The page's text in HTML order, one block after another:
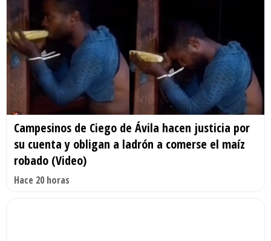
Campesinos de Ciego de Ávila hacen justicia por
su cuenta y obligan a ladrón a comerse el maíz
robado (Video)
Hace 20 horas